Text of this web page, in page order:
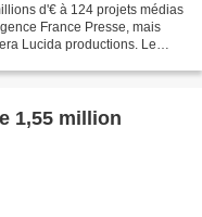
d'€ à 124 projets médias
France Presse, mais
Lucida productions. Le
1,55 million